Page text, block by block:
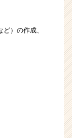
）の作成、